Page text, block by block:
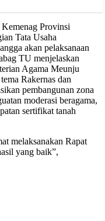
Provinsi
Tata Usaha
akan pelaksanaan
TU menjelaskan
Agama Meunju
Rakernas dan
pembangunan zona
moderasi beragama,
sertifikat tanah
melaksanakan Rapat
yang baik”,